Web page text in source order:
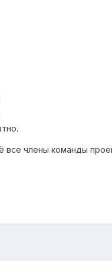
все члены команды